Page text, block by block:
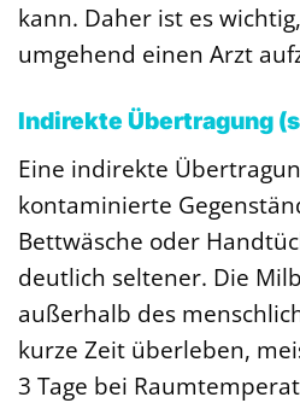
kann. Daher ist es
umgehend einen Arzt
Indirekte Übertragung
Eine indirekte
kontaminierte
Bettwäsche oder
deutlich seltener. Die
außerhalb des
kurze Zeit überleben,
3 Tage bei